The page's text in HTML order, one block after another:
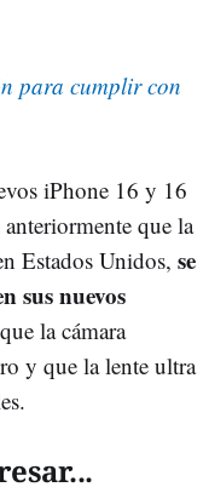
para cumplir con
iPhone 16 y 16
que la
Estados Unidos, se
sus nuevos
la cámara
y que la lente ultra